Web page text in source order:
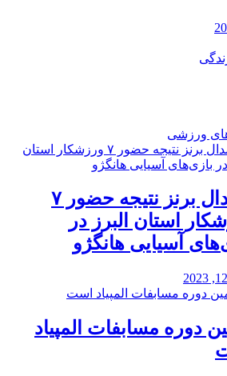
ورزشی
۲ مدال برنز نتیجه حضور ۷
استان البرز در
آسیایی هانگژو
دوره مسابفات المپیاد